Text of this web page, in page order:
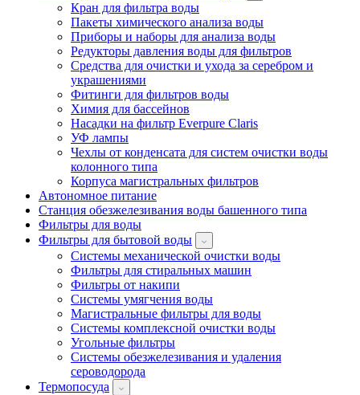
Кран для фильтра воды
Пакеты химического анализа воды
Приборы и наборы для анализа воды
Редукторы давления воды для фильтров
Средства для очистки и ухода за серебром и
украшениями
Фитинги для фильтров воды
Химия для бассейнов
Насадки на фильтр Everpure Claris
УФ лампы
Чехлы от конденсата для систем очистки воды
колонного типа
Корпуса магистральных фильтров
Автономное питание
Станция обезжелезивания воды башенного типа
Фильтры для воды
Фильтры для бытовой воды
Системы механической очистки воды
Фильтры для стиральных машин
Фильтры от накипи
Системы умягчения воды
Магистральные фильтры для воды
Системы комплексной очистки воды
Угольные фильтры
Системы обезжелезивания и удаления
сероводорода
Термопосуда